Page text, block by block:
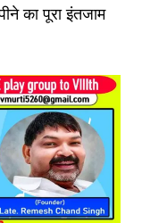
का पूरा इंतजाम